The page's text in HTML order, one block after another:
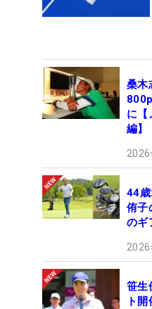
桑木
に【
編】
2026
44
侑子
のギ
2026
笹生
ト